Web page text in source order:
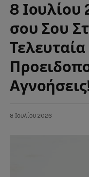
8 Ιουλίου
σου Σου
Τελευταία
8 Ιουλίου 2026